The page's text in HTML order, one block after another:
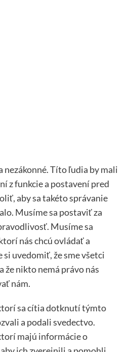
nezákonné. Títo ľudia by mali
z funkcie a postavení pred
aby sa takéto správanie
Musíme sa postaviť za
Musíme sa
nás chcú ovládať a
uvedomiť, že sme všetci
že nikto nemá právo nás
nám.
sa cítia dotknutí týmto
a podali svedectvo.
majú informácie o